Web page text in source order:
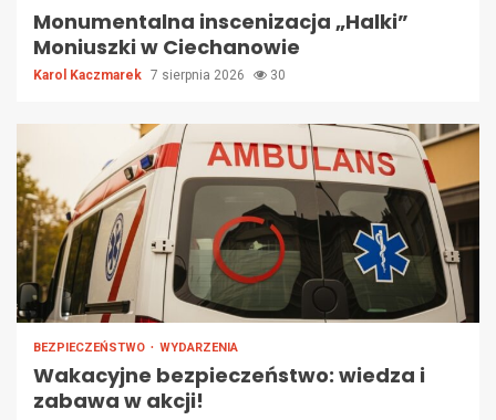
Monumentalna inscenizacja „Halki”
Moniuszki w Ciechanowie
Karol Kaczmarek 7 sierpnia 2026 30
BEZPIECZEŃSTWO WYDARZENIA
Wakacyjne bezpieczeństwo: wiedza i
zabawa w akcji!